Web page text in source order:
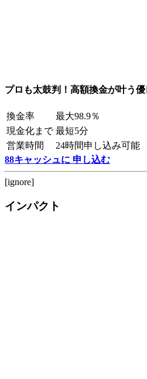
プロも太鼓判！高額換金が叶う
換金率
最大98.9％
現金化まで 最短5分
営業時間
24時間申し込み可能
88キャッシュに 申し込む
[ignore]
インパクト